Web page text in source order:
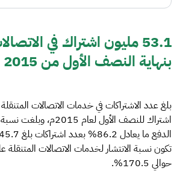
53.1 مليون اشتراك في
بنهاية النصف الأول من 2015
اشتراك للنصف الأول لعام
تكون نسبة الانتشار لخدمات الاتصالات
حوالي 170.5%.